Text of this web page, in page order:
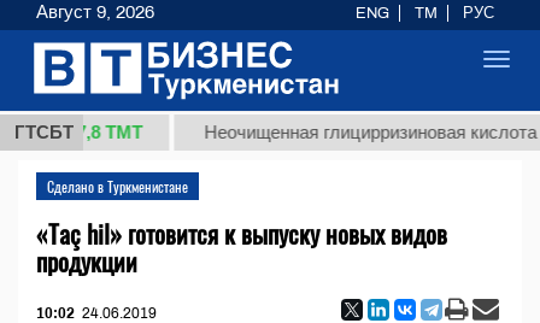
ГТСБТ
37,8 ТМТ Неочищенная глицирризиновая кислота
Сделано в Туркменистане
«Taç hil» готовится к выпуску новых видов
продукции
10:02 24.06.2019
Август 9, 2026 ENG TM РУС